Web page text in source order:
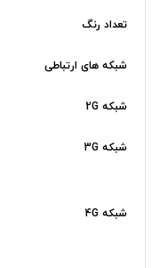
تعداد رنگ
شبکه های ارتباطی
شبکه 2G
شبکه 3G
شبکه 4G